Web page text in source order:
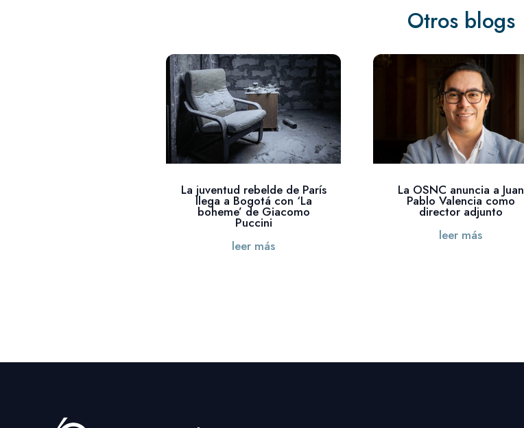
Otros blogs
La juventud rebelde de París
llega a Bogotá con ‘La
boheme’ de Giacomo
Puccini
leer más
La OSNC anuncia a Juan
Pablo Valencia como
director adjunto
leer más